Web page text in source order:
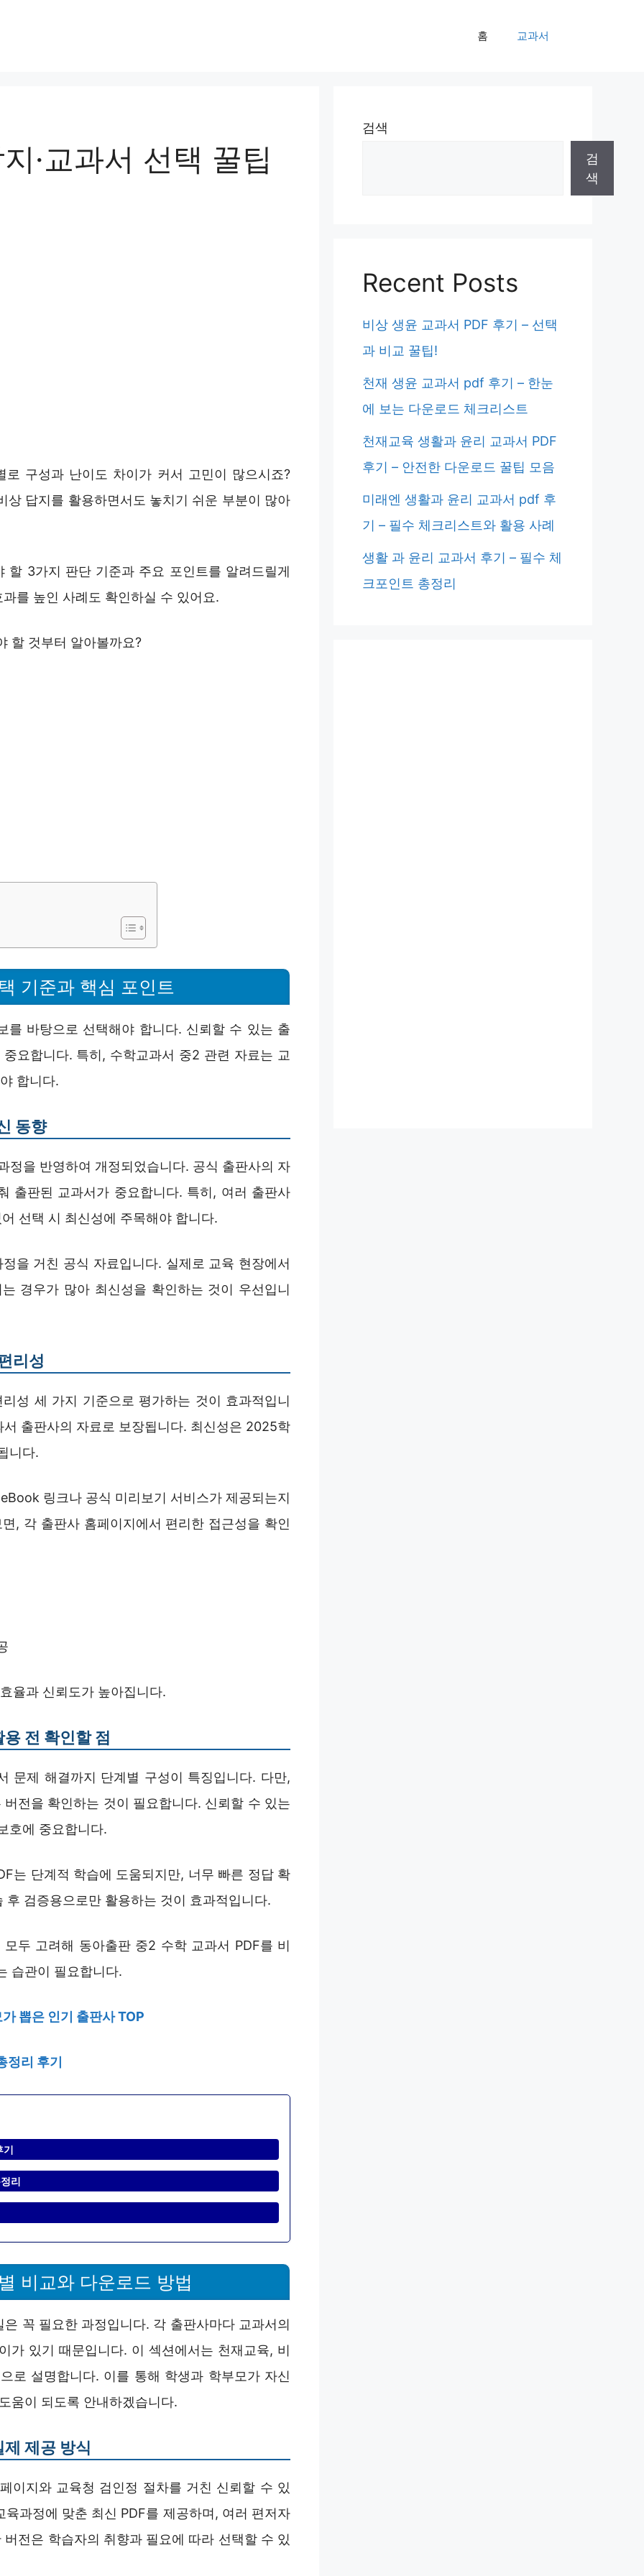
홈 교과서
·교과서 선택 꿀팁
구성과 난이도 차이가 커서 고민이 많으시죠?
답지를 활용하면서도 놓치기 쉬운 부분이 많아
3가지 판단 기준과 주요 포인트를 알려드릴게
를 높인 사례도 확인하실 수 있어요.
할 것부터 알아볼까요?
기준과 핵심 포인트
를 바탕으로 선택해야 합니다. 신뢰할 수 있는 출
요합니다. 특히, 수학교과서 중2 관련 자료는 교
합니다.
동향
을 반영하여 개정되었습니다. 공식 출판사의 자
출판된 교과서가 중요합니다. 특히, 여러 출판사
선택 시 최신성에 주목해야 합니다.
을 거친 공식 자료입니다. 실제로 교육 현장에서
경우가 많아 최신성을 확인하는 것이 우선입니
리성
성 세 가지 기준으로 평가하는 것이 효과적입니
출판사의 자료로 보장됩니다. 최신성은 2025학
니다.
링크나 공식 미리보기 서비스가 제공되는지
, 각 출판사 홈페이지에서 편리한 접근성을 확인
율과 신뢰도가 높아집니다.
전 확인할 점
문제 해결까지 단계별 구성이 특징입니다. 다만,
전을 확인하는 것이 필요합니다. 신뢰할 수 있는
호에 중요합니다.
는 단계적 학습에 도움되지만, 너무 빠른 정답 확
검증용으로만 활용하는 것이 효과적입니다.
두 고려해 동아출판 중2 수학 교과서 PDF를 비
습관이 필요합니다.
뽑은 인기 출판사 TOP
정리 후기
기
리
비교와 다운로드 방법
꼭 필요한 과정입니다. 각 출판사마다 교과서의
가 있기 때문입니다. 이 섹션에서는 천재교육, 비
로 설명합니다. 이를 통해 학생과 학부모가 자신
움이 되도록 안내하겠습니다.
제공 방식
이지와 교육청 검인정 절차를 거친 신뢰할 수 있
과정에 맞춘 최신 PDF를 제공하며, 여러 편저자
전은 학습자의 취향과 필요에 따라 선택할 수 있
검색
검
색
Recent Posts
비상 생윤 교과서 PDF 후기 – 선택
과 비교 꿀팁!
천재 생윤 교과서 pdf 후기 – 한눈
에 보는 다운로드 체크리스트
천재교육 생활과 윤리 교과서 PDF
후기 – 안전한 다운로드 꿀팁 모음
미래엔 생활과 윤리 교과서 pdf 후
기 – 필수 체크리스트와 활용 사례
생활 과 윤리 교과서 후기 – 필수 체
크포인트 총정리